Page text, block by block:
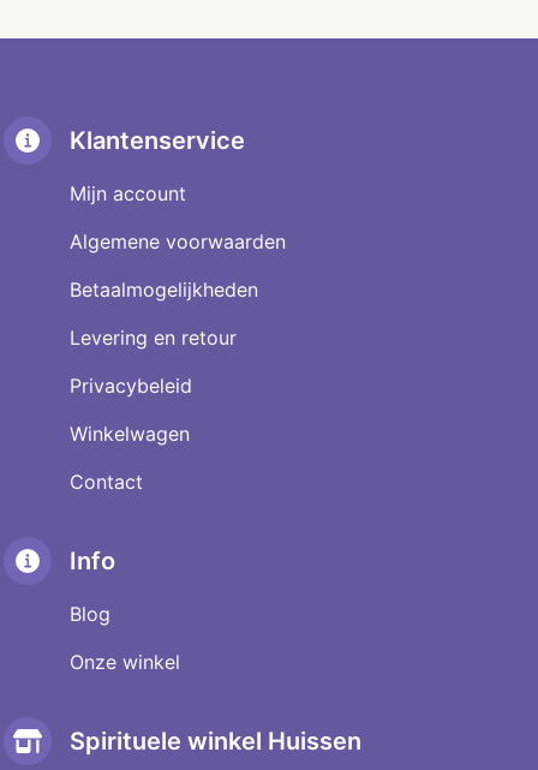
Klantenservice
Mijn account
Algemene voorwaarden
Betaalmogelijkheden
Levering en retour
Privacybeleid
Winkelwagen
Contact
Info
Blog
Onze winkel
Spirituele winkel Huissen